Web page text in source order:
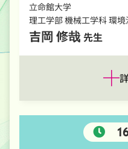
立命館大学
理工学部 機械工学科 環
吉岡 修哉 先生